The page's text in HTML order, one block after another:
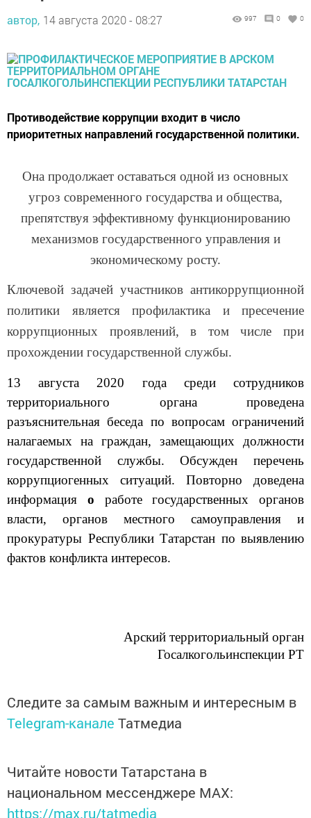
приоритетных направлений государственной политики.
угроз современного государства и общества,
препятствуя эффективному функционированию
механизмов государственного управления и
экономическому росту.
Ключевой задачей участников антикоррупционной
политики является профилактика и пресечение
коррупционных проявлений, в том числе при
прохождении государственной службы.
13 августа 2020 года среди сотрудников
территориального органа проведена
разъяснительная беседа по вопросам ограничений
налагаемых на граждан, замещающих должности
государственной службы. Обсужден перечень
коррупциогенных ситуаций. Повторно доведена
информацияоработе государственных органов
власти, органов местного самоуправления и
прокуратуры Республики Татарстан по выявлению
фактов конфликта интересов.
Госалкогольинспекции РТ
Telegram-каналеТатмедиа
национальном мессенджере MАХ:
https://max.ru/tatmedia